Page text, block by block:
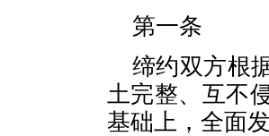
第一条
缔约双方根
土完整、互不
基础上，全面